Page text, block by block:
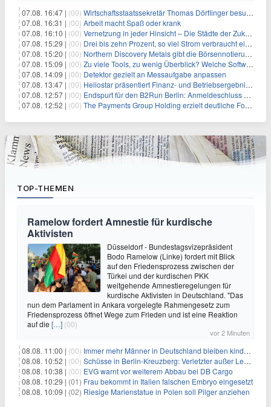
07.08. 16:47 | (00) Wirtschaftsstaatssekretär Thomas Dörflinger besucht Handwerksbetrieb im Kammerbezirk Freiburg
07.08. 16:31 | (00) Arbeit macht Spaß oder krank
07.08. 16:10 | (00) Vernetzung in jeder Hinsicht – Die Städte der Zukunft sind grün-blau
07.08. 15:29 | (00) Drei bis zehn Prozent, so viel Strom verbraucht ein Aufzug im Gebäude
07.08. 15:20 | (00) Northern Discovery Metals gibt die Börsennotierung an der Frankfurter Wertpapierbörse bekannt
07.08. 15:09 | (00) Zu viele Tools, zu wenig Überblick? Welche Software IT-Dienstleister wirklich brauchen
07.08. 14:09 | (00) Detektor gezielt an Messaufgabe anpassen
07.08. 13:47 | (00) Heliostar präsentiert Finanz- und Betriebsergebnis für das zweite Quartal 2026 mit Goldproduktion und Barreserven in Rekordhöhe
07.08. 12:57 | (00) Endspurt für den B2Run Berlin: Anmeldeschluss am 26. August
07.08. 12:52 | (00) The Payments Group Holding erzielt deutliche Fortschritte bei ihren AI-Projekten
TOP-THEMEN
Ramelow fordert Amnestie für kurdische
Aktivisten
Düsseldorf - Bundestagsvizepräsident
Bodo Ramelow (Linke) fordert mit Blick
auf den Friedensprozess zwischen der
Türkei und der kurdischen PKK
weitgehende Amnestieregelungen für
kurdische Aktivisten in Deutschland. "Das
nun dem Parlament in Ankara vorgelegte Rahmengesetz zum
Friedensprozess öffnet Wege zum Frieden und ist eine Reaktion
auf die […] (00)
vor 2 Minuten
08.08. 11:00 | (00) Immer mehr Männer in Deutschland bleiben kinderlos
08.08. 10:52 | (00) Schüsse in Berlin-Kreuzberg: Verletzter außer Lebensgefahr
08.08. 10:38 | (00) EVG warnt vor weiterem Abbau bei DB Cargo
08.08. 10:29 | (01) Frau bekommt in Italien falschen Embryo eingesetzt
08.08. 10:09 | (02) Riesige Marienstatue in Polen soll Pilger anziehen